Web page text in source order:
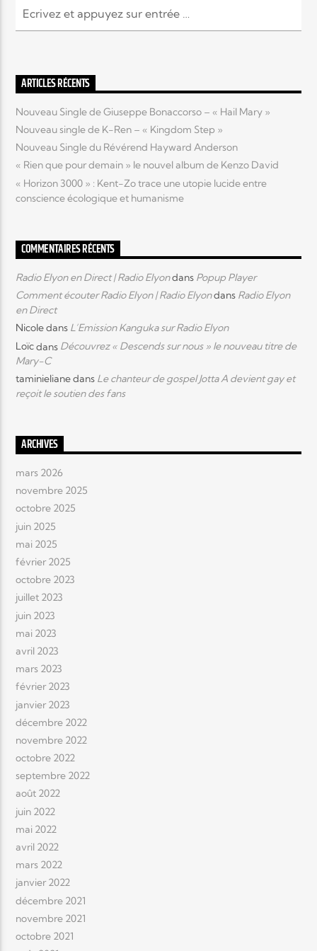
ARTICLES RÉCENTS
Nouveau Single de Giuseppe Bonaccorso – « Hail Mary »
Nouveau single de K-Ren – « Kingdom Step »
Nouveau Single du Révérend Hayward Anderson
« Rien que pour demain » le nouvel album de Kenzo David
« Horizon 3000 » : Kent-Zo trace une utopie lucide entre
conscience écologique et humanisme
COMMENTAIRES RÉCENTS
Radio Elyon en Direct | Radio Elyondans Popup Player
Comment écouter Radio Elyon | Radio Elyondans Radio Elyon
en Direct
Nicoledans L’Emission Kanguka sur Radio Elyon
Loïcdans Découvrez « Descends sur nous » le nouveau titre de
Mary-C
taminielianedans Le chanteur de gospel Jotta A devient gay et
reçoit le soutien des fans
ARCHIVES
mars 2026
novembre 2025
octobre 2025
juin 2025
mai 2025
février 2025
octobre 2023
juillet 2023
juin 2023
mai 2023
avril 2023
mars 2023
février 2023
janvier 2023
décembre 2022
novembre 2022
octobre 2022
septembre 2022
août 2022
juin 2022
mai 2022
avril 2022
mars 2022
janvier 2022
décembre 2021
novembre 2021
octobre 2021